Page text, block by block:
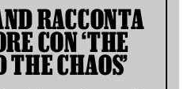
RACCONTA
CON ‘THE
THE CHAOS’